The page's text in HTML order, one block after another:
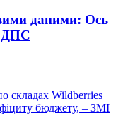
даними: Ось
ДПС